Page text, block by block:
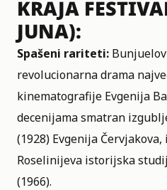
KRAJA
JUNA):
Spašeni rariteti: Bunjuelov
revolucionarna drama
kinematografije Evgenija
decenijama smatran
(1928) Evgenija
Roselinijeva istorijska
(1966).